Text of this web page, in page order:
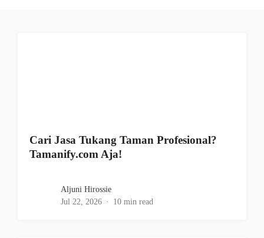
Cari Jasa Tukang Taman Profesional?
Tamanify.com Aja!
Aljuni Hirossie
Jul 22, 2026
10 min read